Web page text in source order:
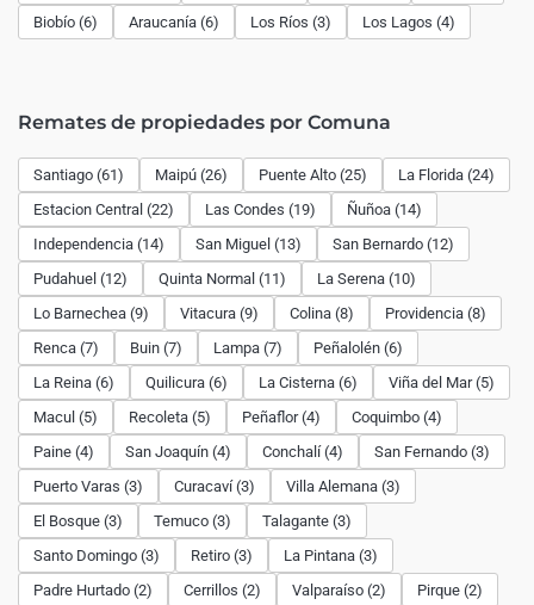
Biobío (6)
Araucanía (6) Los Ríos (3) Los Lagos (4)
Remates de propiedades por Comuna
Santiago (61) Maipú (26) Puente Alto (25)
La Florida (24)
Estacion Central (22)
Las Condes (19)
Ñuñoa (14)
Independencia (14)
San Miguel (13)
San Bernardo (12)
Pudahuel (12)
Quinta Normal (11)
La Serena (10)
Lo Barnechea (9)
Vitacura (9) Colina (8)
Providencia (8)
Renca (7)
Buin (7) Lampa (7)
Peñalolén (6)
La Reina (6)
Quilicura (6) La Cisterna (6)
Viña del Mar (5)
Macul (5)
Recoleta (5) Peñaflor (4)
Coquimbo (4)
Paine (4)
San Joaquín (4) Conchalí (4)
San Fernando (3)
Puerto Varas (3)
Curacaví (3)
Villa Alemana (3)
El Bosque (3)
Temuco (3)
Talagante (3)
Santo Domingo (3)
Retiro (3)
La Pintana (3)
Padre Hurtado (2)
Cerrillos (2) Valparaíso (2)
Pirque (2)